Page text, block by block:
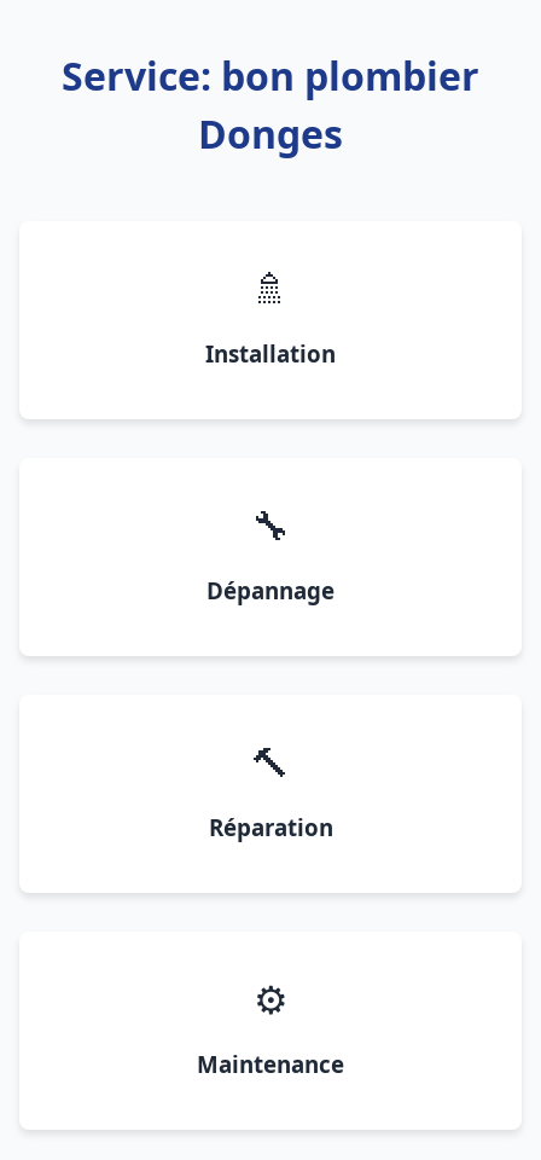
Service: bon plombier
Donges
🚿
Installation
🔧
Dépannage
🔨
Réparation
⚙️
Maintenance